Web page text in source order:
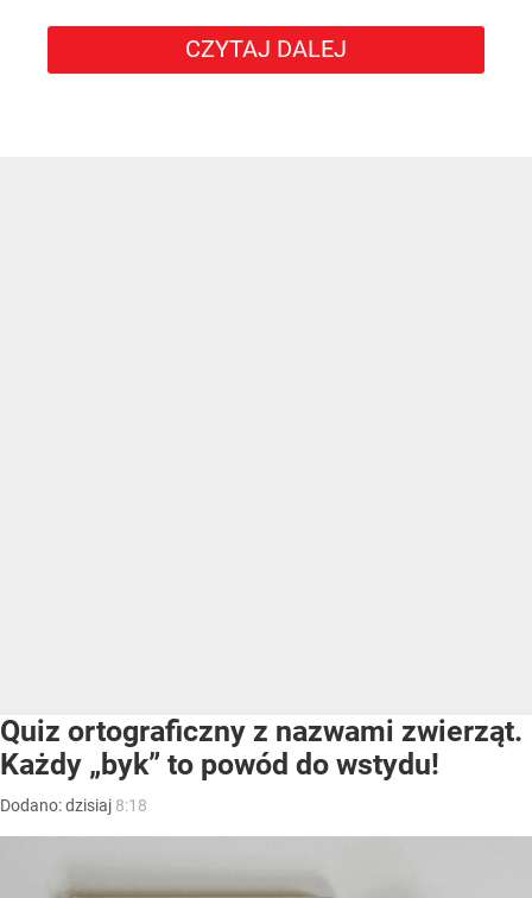
CZYTAJ DALEJ
Quiz ortograficzny z nazwami zwierząt.
Każdy „byk” to powód do wstydu!
Dodano:dzisiaj 8:18